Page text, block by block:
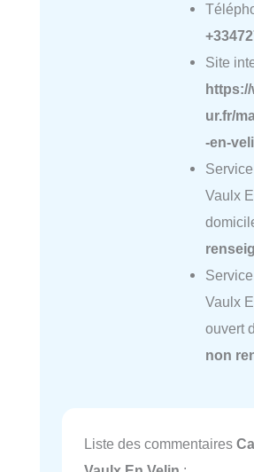
Site
ur.fr/
-en-
Vaulx
Vaulx
ouvert
non
Liste des commentaires